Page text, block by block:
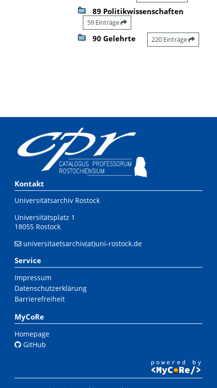
89 Politikwissenschaften
59 Einträge
90 Gelehrte 220 Einträge
Kontakt
Universitätsarchiv Rostock
Universitätsplatz 1
18055 Rostock
universitaetsarchiv(at)uni-rostock.de
Service
Impressum
Datenschutzerklärung
Barrierefreiheit
MyCoRe
Homepage
GitHub